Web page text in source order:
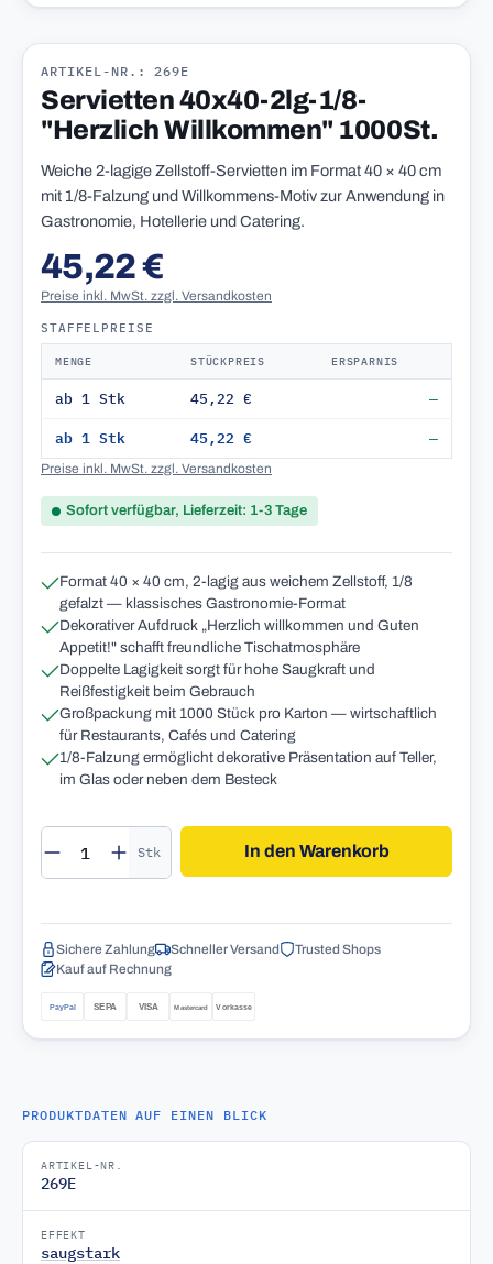
ARTIKEL-NR.: 269E
Servietten 40x40-2lg-1/8-
"Herzlich Willkommen" 1000St.
Weiche 2-lagige Zellstoff-Servietten im Format 40 × 40 cm
mit 1/8-Falzung und Willkommens-Motiv zur Anwendung in
Gastronomie, Hotellerie und Catering.
45,22 €
Preise inkl. MwSt. zzgl. Versandkosten
STAFFELPREISE
MENGE STÜCKPREIS ERSPARNIS
ab 1 Stk 45,22 € —
ab 1 Stk 45,22 € —
Preise inkl. MwSt. zzgl. Versandkosten
Sofort verfügbar, Lieferzeit: 1-3 Tage
Format 40 × 40 cm, 2-lagig aus weichem Zellstoff, 1/8
gefalzt — klassisches Gastronomie-Format
Dekorativer Aufdruck „Herzlich willkommen und Guten
Appetit!" schafft freundliche Tischatmosphäre
Doppelte Lagigkeit sorgt für hohe Saugkraft und
Reißfestigkeit beim Gebrauch
Großpackung mit 1000 Stück pro Karton — wirtschaftlich
für Restaurants, Cafés und Catering
1/8-Falzung ermöglicht dekorative Präsentation auf Teller,
im Glas oder neben dem Besteck
Produkt Anzahl: Gib den gewünschten
Stk In den Warenkorb
Sichere Zahlung Schneller Versand
Trusted Shops
Kauf auf Rechnung
PRODUKTDATEN AUF EINEN BLICK
ARTIKEL-NR.
269E
EFFEKT
saugstark